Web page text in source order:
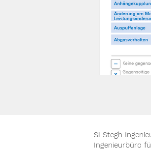
SI Stegh
Ingenieurbüro